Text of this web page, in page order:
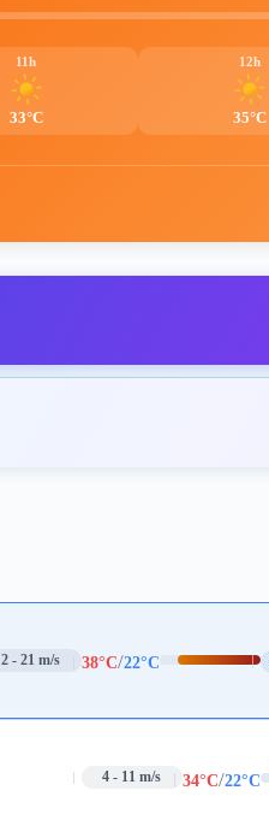
11h
33°C
12h
35°C
2 - 21 m/s 38°C/22°C
4 - 11 m/s 34°C/22°C